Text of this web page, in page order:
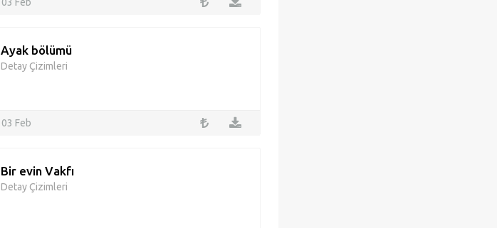
Ayak bölümü
Detay Çizimleri
03 Feb
Bir evin Vakfı
Detay Çizimleri